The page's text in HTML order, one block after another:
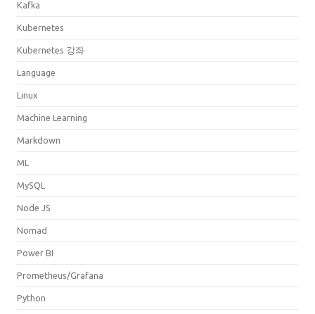
Kafka
Kubernetes
Kubernetes 강좌
Language
Linux
Machine Learning
Markdown
ML
MySQL
Node JS
Nomad
Power BI
Prometheus/Grafana
Python